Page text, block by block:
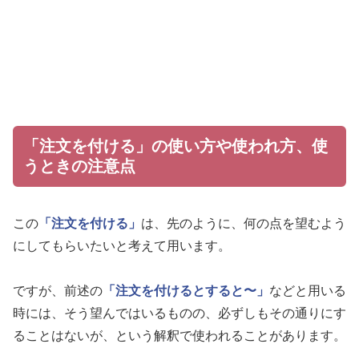
「注文を付ける」の使い方や使われ方、使
うときの注意点
この 「注文を付ける」 は、先のように、何の点を望むよう
にしてもらいたいと考えて用います。
ですが、前述の 「注文を付けるとすると〜」 などと用いる
時には、そう望んではいるものの、必ずしもその通りにす
ることはないが、という解釈で使われることがあります。